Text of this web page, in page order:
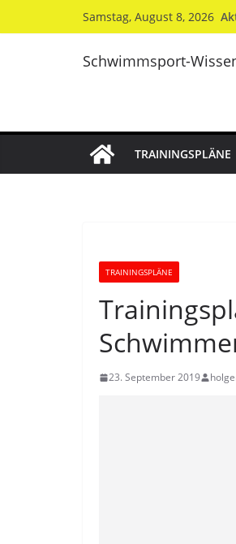
Inhalt
Samstag, August 8, 2026
Schwimmsport-
TRAININGSPLÄNE
TRAININGSPLÄNE
23. September 2019